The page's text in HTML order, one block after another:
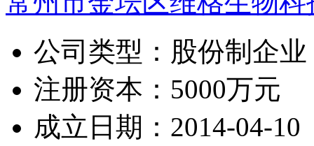
公司类型： 股份制企业
注册资本： 5000万元
成立日期： 2014-04-10